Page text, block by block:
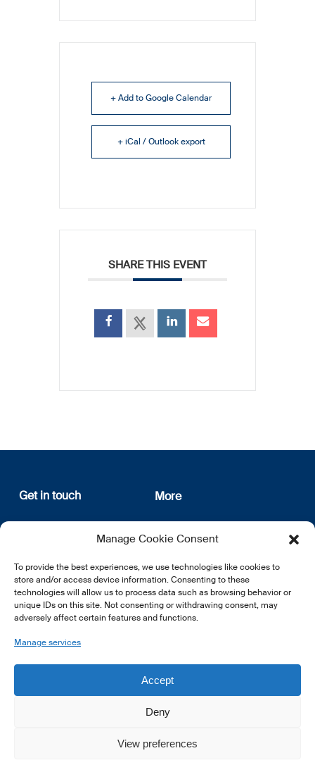
Manage Cookie Consent
To provide the best experiences, we use technologies like cookies to
store and/or access device information. Consenting to these
technologies will allow us to process data such as browsing behavior or
unique IDs on this site. Not consenting or withdrawing consent, may
adversely affect certain features and functions.
Manage services
Accept
Deny
View preferences
+ Add to Google Calendar
+ iCal / Outlook export
SHARE THIS EVENT
Get in touch
12, rue Erasme
L-1468 Luxembourg
E:info@lsfi.lu
More
About us
Privacy Policy